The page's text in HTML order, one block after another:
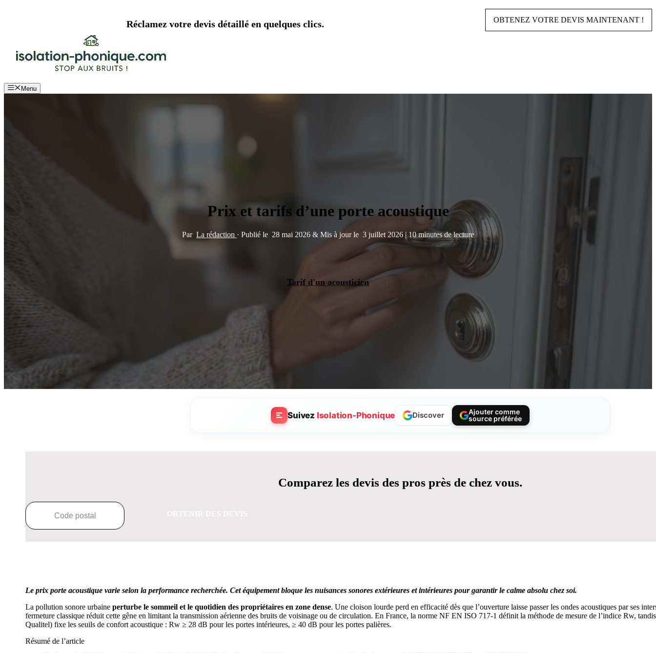
Réclamez votre devis détaillé en quelques clics. OBTENEZ VOTRE DEVIS MAINTENANT !
Menu
Prix et tarifs d’une porte acoustique
Par La rédaction · Publié le 28 mai 2026 & Mis à jour le 3 juillet 2026 | 10 minutes de lecture
Tarif d'un acousticien
Suivez Isolation-Phonique Discover
Ajouter comme
source préférée
Comparez les devis des pros près de chez vous.
Le prix porte acoustique varie selon la performance recherchée. Cet équipement bloque les nuisances sonores extérieures et intérieures pour garantir le calme absolu chez soi.
La pollution sonore urbaine perturbe le sommeil et le quotidien des propriétaires en zone dense. Une cloison lourde perd en efficacité dès que l’ouverture laisse passer les ondes acoustiques par ses
fermeture classique réduit cette gêne en limitant la transmission aérienne des bruits de voisinage ou de circulation. En France, la norme NF EN ISO 717-1 définit la méthode de mesure de l’indice Rw,
Qualitel) fixe les seuils de confort acoustique : Rw ≥ 28 dB pour les portes intérieures, ≥ 40 dB pour les portes palières.
Résumé de l’article